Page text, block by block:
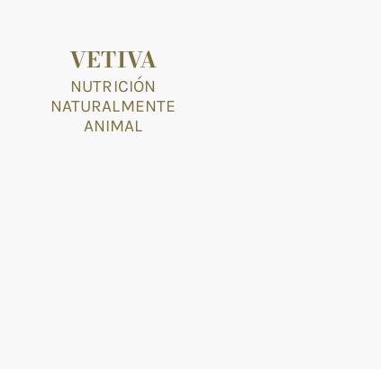
VETIVA
NUTRICIÓN
NATURALMENTE
ANIMAL